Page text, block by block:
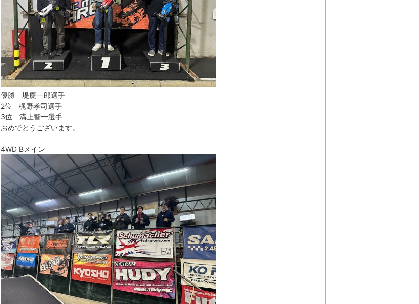
優勝 堤慶一郎選手
2位 梶野孝司選手
3位 溝上智一選手
おめでとうございます。
4WD Bメイン